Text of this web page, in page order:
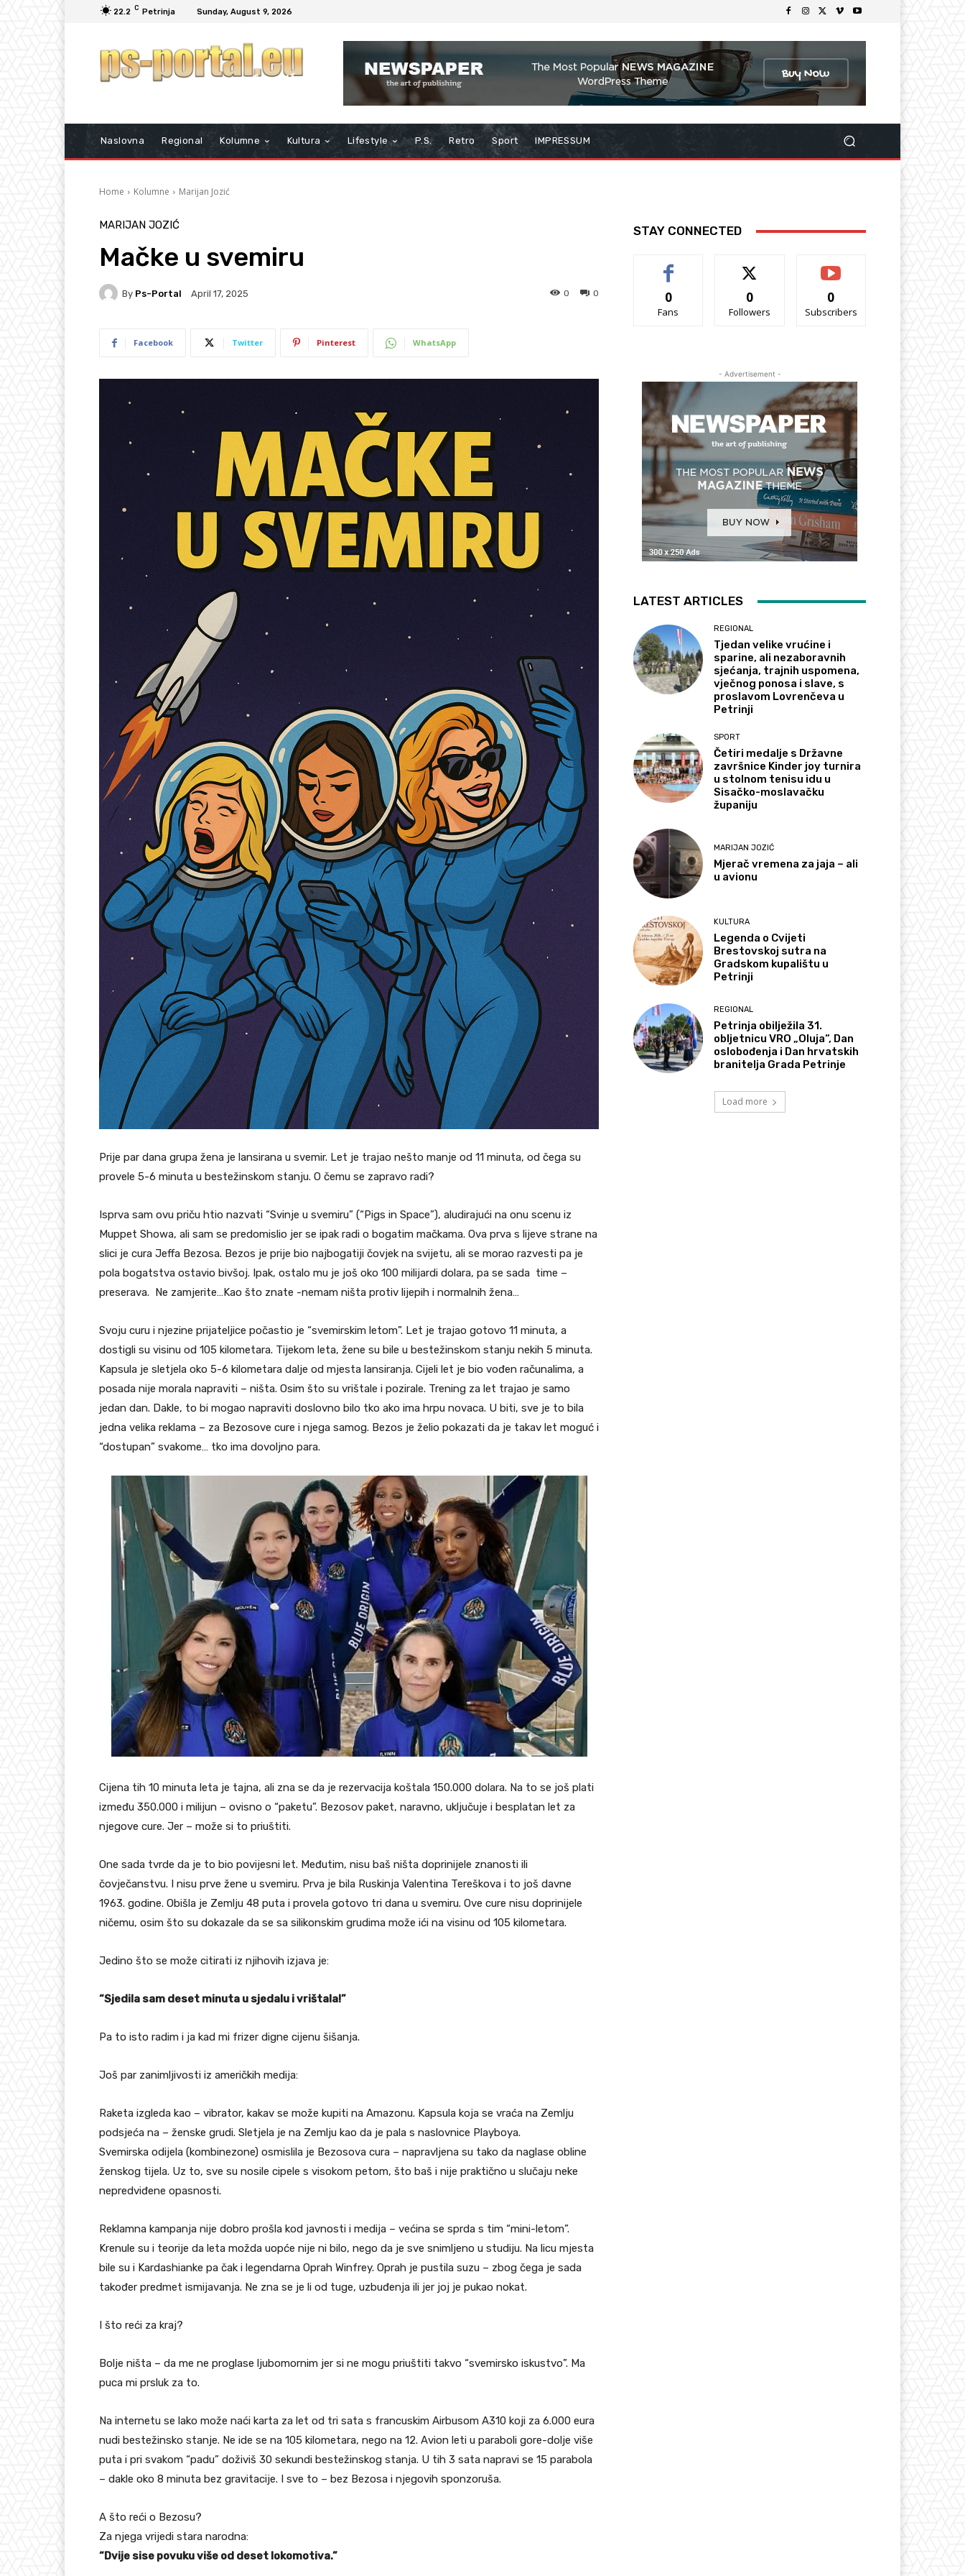
22.2 C Petrinja Sunday, August 9, 2026
Naslovna Regional Kolumne Kultura Lifestyle P.S. Retro Sport IMPRESSUM
Home Kolumne Marijan Jozić
MARIJAN JOZIĆ
Mačke u svemiru
By Ps-Portal April 17, 2025 0
0
Facebook Twitter Pinterest WhatsApp
Prije par dana grupa žena je lansirana u svemir. Let je trajao nešto manje od 11 minuta, od čega su
provele 5-6 minuta u bestežinskom stanju. O čemu se zapravo radi?
Isprva sam ovu priču htio nazvati “Svinje u svemiru” (“Pigs in Space”), aludirajući na onu scenu iz
Muppet Showa, ali sam se predomislio jer se ipak radi o bogatim mačkama. Ova prva s lijeve strane na
slici je cura Jeffa Bezosa. Bezos je prije bio najbogatiji čovjek na svijetu, ali se morao razvesti pa je
pola bogatstva ostavio bivšoj. Ipak, ostalo mu je još oko 100 milijardi dolara, pa se sada time –
preserava. Ne zamjerite…Kao što znate -nemam ništa protiv lijepih i normalnih žena…
Svoju curu i njezine prijateljice počastio je “svemirskim letom”. Let je trajao gotovo 11 minuta, a
dostigli su visinu od 105 kilometara. Tijekom leta, žene su bile u bestežinskom stanju nekih 5 minuta.
Kapsula je sletjela oko 5-6 kilometara dalje od mjesta lansiranja. Cijeli let je bio vođen računalima, a
posada nije morala napraviti – ništa. Osim što su vrištale i pozirale. Trening za let trajao je samo
jedan dan. Dakle, to bi mogao napraviti doslovno bilo tko ako ima hrpu novaca. U biti, sve je to bila
jedna velika reklama – za Bezosove cure i njega samog. Bezos je želio pokazati da je takav let moguć i
“dostupan” svakome… tko ima dovoljno para.
Cijena tih 10 minuta leta je tajna, ali zna se da je rezervacija koštala 150.000 dolara. Na to se još plati
između 350.000 i milijun – ovisno o “paketu”. Bezosov paket, naravno, uključuje i besplatan let za
njegove cure. Jer – može si to priuštiti.
One sada tvrde da je to bio povijesni let. Međutim, nisu baš ništa doprinijele znanosti ili
čovječanstvu. I nisu prve žene u svemiru. Prva je bila Ruskinja Valentina Tereškova i to još davne
1963. godine. Obišla je Zemlju 48 puta i provela gotovo tri dana u svemiru. Ove cure nisu doprinijele
ničemu, osim što su dokazale da se sa silikonskim grudima može ići na visinu od 105 kilometara.
Jedino što se može citirati iz njihovih izjava je:
“Sjedila sam deset minuta u sjedalu i vrištala!”
Pa to isto radim i ja kad mi frizer digne cijenu šišanja.
Još par zanimljivosti iz američkih medija:
Raketa izgleda kao – vibrator, kakav se može kupiti na Amazonu. Kapsula koja se vraća na Zemlju
podsjeća na – ženske grudi. Sletjela je na Zemlju kao da je pala s naslovnice Playboya.
Svemirska odijela (kombinezone) osmislila je Bezosova cura – napravljena su tako da naglase obline
ženskog tijela. Uz to, sve su nosile cipele s visokom petom, što baš i nije praktično u slučaju neke
nepredviđene opasnosti.
Reklamna kampanja nije dobro prošla kod javnosti i medija – većina se sprda s tim “mini-letom”.
Krenule su i teorije da leta možda uopće nije ni bilo, nego da je sve snimljeno u studiju. Na licu mjesta
bile su i Kardashianke pa čak i legendarna Oprah Winfrey. Oprah je pustila suzu – zbog čega je sada
također predmet ismijavanja. Ne zna se je li od tuge, uzbuđenja ili jer joj je pukao nokat.
I što reći za kraj?
Bolje ništa – da me ne proglase ljubomornim jer si ne mogu priuštiti takvo “svemirsko iskustvo”. Ma
puca mi prsluk za to.
Na internetu se lako može naći karta za let od tri sata s francuskim Airbusom A310 koji za 6.000 eura
nudi bestežinsko stanje. Ne ide se na 105 kilometara, nego na 12. Avion leti u paraboli gore-dolje više
puta i pri svakom “padu” doživiš 30 sekundi bestežinskog stanja. U tih 3 sata napravi se 15 parabola
– dakle oko 8 minuta bez gravitacije. I sve to – bez Bezosa i njegovih sponzoruša.
A što reći o Bezosu?
Za njega vrijedi stara narodna:
“Dvije sise povuku više od deset lokomotiva.”
STAY CONNECTED
0
Fans
0
Followers
0
Subscribers
- Advertisement -
LATEST ARTICLES
REGIONAL
Tjedan velike vrućine i
sparine, ali nezaboravnih
sjećanja, trajnih uspomena,
vječnog ponosa i slave, s
proslavom Lovrenčeva u
Petrinji
SPORT
Četiri medalje s Državne
završnice Kinder joy turnira
u stolnom tenisu idu u
Sisačko-moslavačku
županiju
MARIJAN JOZIĆ
Mjerač vremena za jaja – ali
u avionu
KULTURA
Legenda o Cvijeti
Brestovskoj sutra na
Gradskom kupalištu u
Petrinji
REGIONAL
Petrinja obilježila 31.
obljetnicu VRO „Oluja“, Dan
oslobođenja i Dan hrvatskih
branitelja Grada Petrinje
Load more